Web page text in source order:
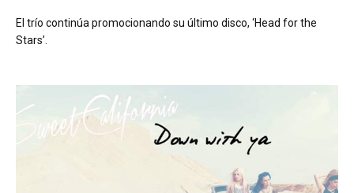
El trío continúa promocionando su último disco, ‘Head for the
Stars’.